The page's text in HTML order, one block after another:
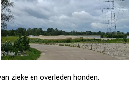
zieke en overleden honden.